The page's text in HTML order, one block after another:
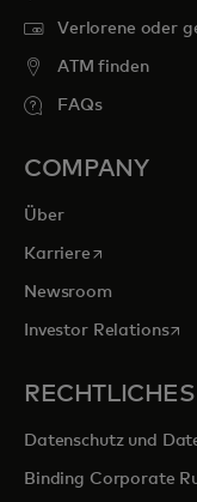
Verlorene oder
ATM finden
FAQs
COMPANY
Über
Karrierewird in einer
Newsroom
Investor Relations
Datenschutz und
Binding Corporate